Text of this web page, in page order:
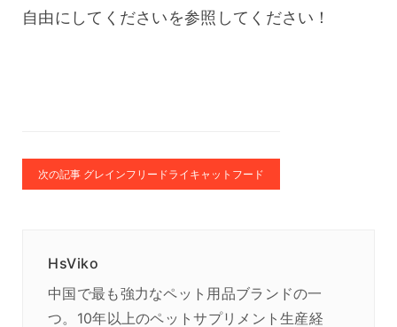
自由にしてくださいを参照してください！
次の記事 グレインフリードライキャットフード
HsViko
中国で最も強力なペット用品ブランドの一
つ。10年以上のペットサプリメント生産経